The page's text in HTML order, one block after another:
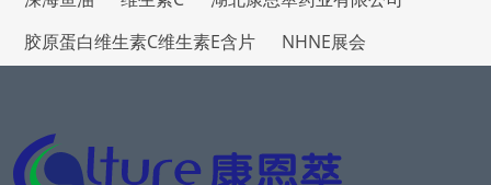
胶原蛋白维生素C维生素E含片
NHNE展会